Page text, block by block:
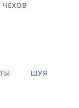
ЧЕХОВ
ШУЯ